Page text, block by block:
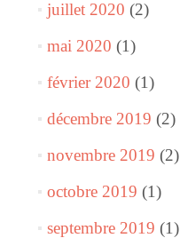
juillet 2020 (2)
mai 2020 (1)
février 2020 (1)
décembre 2019 (2)
novembre 2019 (2)
octobre 2019 (1)
septembre 2019 (1)